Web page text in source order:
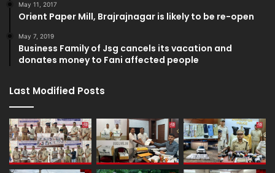
May 11, 2017
Orient Paper Mill, Brajrajnagar is likely to be re-open
May 7, 2019
Business Family of Jsg cancels its vacation and
donates money to Fani affected people
Last Modified Posts